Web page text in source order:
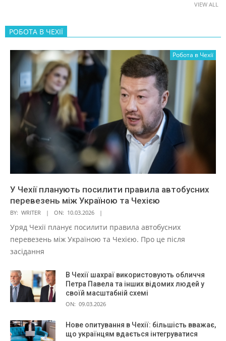
VIEW ALL
РОБОТА В ЧЕХІЇ
Робота в Чехії
У Чехії планують посилити правила автобусних
перевезень між Україною та Чехією
BY: WRITER ON: 10.03.2026
Уряд Чехії планує посилити правила автобусних
перевезень між Україною та Чехією. Про це після
засідання
В Чехії шахраї використовують обличчя
Петра Павела та інших відомих людей у
своїй масштабній схемі
ON: 09.03.2026
Нове опитування в Чехії: більшість вважає,
що українцям вдається інтегруватися